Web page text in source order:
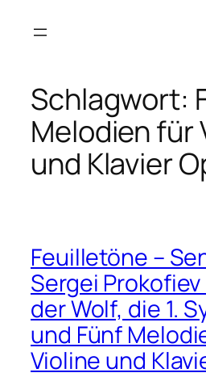
Inhalt
Schlagwort:
Melodien für
und Klavier
Feuilletöne –
Sergei
der Wolf, die 1.
und Fünf
Violine und